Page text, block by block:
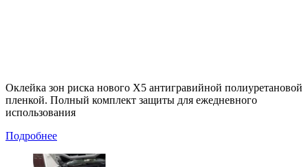
Оклейка зон риска нового Х5 антигравийной полиуретановой
пленкой. Полный комплект защиты для ежедневного
использования
Подробнее